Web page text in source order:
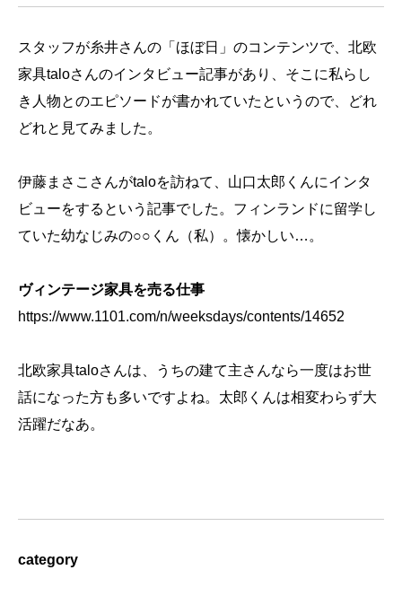
スタッフが糸井さんの「ほぼ日」のコンテンツで、北欧
家具taloさんのインタビュー記事があり、そこに私らし
き人物とのエピソードが書かれていたというので、どれ
どれと見てみました。
伊藤まさこさんがtaloを訪ねて、山口太郎くんにインタ
ビューをするという記事でした。フィンランドに留学し
ていた幼なじみの○○くん（私）。懐かしい…。
ヴィンテージ家具を売る仕事
https://www.1101.com/n/weeksdays/contents/14652
北欧家具taloさんは、うちの建て主さんなら一度はお世
話になった方も多いですよね。太郎くんは相変わらず大
活躍だなあ。
category